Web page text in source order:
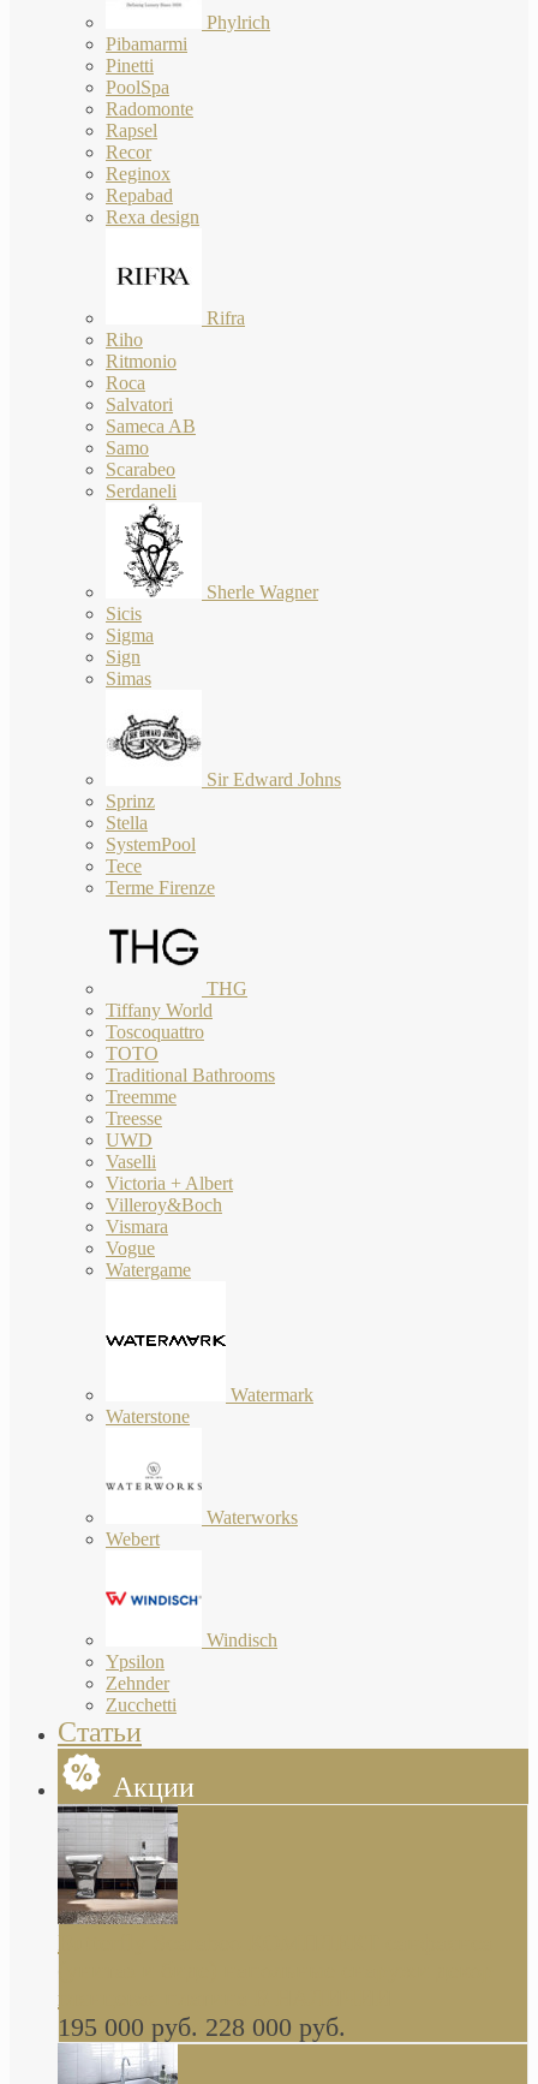
Phylrich
Pibamarmi
Pinetti
PoolSpa
Radomonte
Rapsel
Recor
Reginox
Repabad
Rexa design
Rifra
Riho
Ritmonio
Roca
Salvatori
Sameca AB
Samo
Scarabeo
Serdaneli
Sherle Wagner
Sicis
Sigma
Sign
Simas
Sir Edward Johns
Sprinz
Stella
SystemPool
Tece
Terme Firenze
THG
Tiffany World
Toscoquattro
TOTO
Traditional Bathrooms
Treemme
Treesse
UWD
Vaselli
Victoria + Albert
Villeroy&Boch
Vismara
Vogue
Watergame
Watermark
Waterstone
Waterworks
Webert
Windisch
Ypsilon
Zehnder
Zucchetti
Статьи
Акции
Butterfly Scarabeo КОМПЛЕКТ санфаянса
глянцевая платина В НАЛИЧИИ
195 000 руб. 228 000 руб.